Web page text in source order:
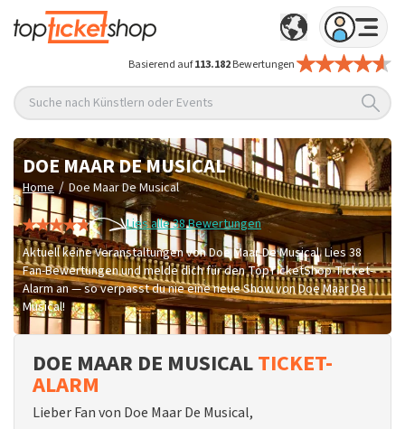
Basierend auf113.182Bewertungen
Suche nach Künstlern oder Events
DOE MAAR DE MUSICAL
Home / Doe Maar De Musical
Lies alle 38 Bewertungen
Aktuell keine Veranstaltungen von Doe Maar De Musical. Lies 38
Fan-Bewertungen und melde dich für den TopTicketShop Ticket-
Alarm an — so verpasst du nie eine neue Show von Doe Maar De
Musical!
DOE MAAR DE MUSICALTICKET-
ALARM
Lieber Fan von Doe Maar De Musical,